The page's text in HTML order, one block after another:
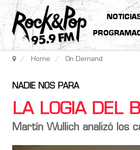
Home On Demand
NADIE NOS PARA
LA LOGIA
Martín Wullich analizó los